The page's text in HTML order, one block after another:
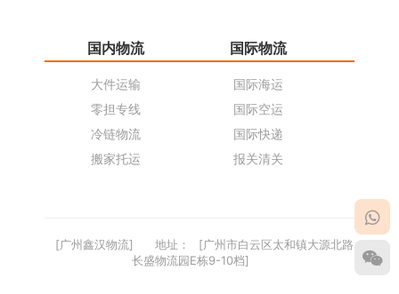
国内物流
大件运输
零担专线
冷链物流
搬家托运
国际物流
国际海运
国际空运
国际快递
报关清关
[广州鑫汉物流] 地址：
[广州市白云区太和镇大源北路
长盛物流园E栋9-10档]